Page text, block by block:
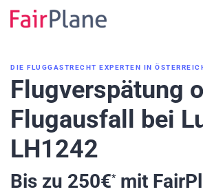
DIE FLUGGASTRECHT EXPERTEN IN
Flugverspätung
Flugausfall bei
LH1242
Bis zu 250€*mit